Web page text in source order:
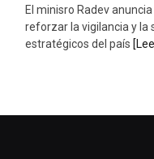
El minisro Radev
reforzar la vigilancia y la
estratégicos del país